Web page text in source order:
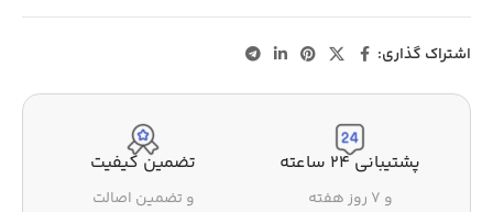
اشتراک گذاری:
پشتیبانی ۲۴ ساعته
و ۷ روز هفته
تضمین کیفیت
و تضمین اصالت